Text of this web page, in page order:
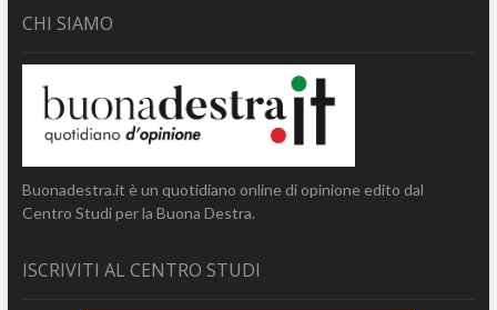
CHI SIAMO
Buonadestra.it è un quotidiano online di opinione edito dal
Centro Studi per la Buona Destra.
ISCRIVITI AL CENTRO STUDI